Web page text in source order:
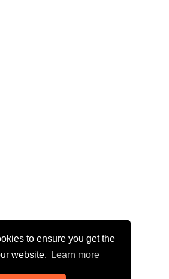
to ensure you get the
website.
Learn more